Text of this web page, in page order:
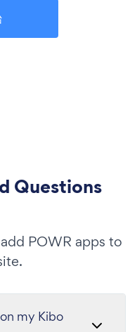
Questions
POWR apps to
my Kibo